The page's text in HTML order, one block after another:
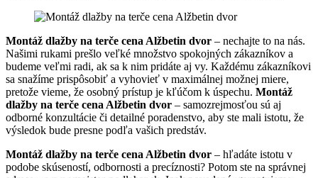
Montáž dlažby na terče cena Alžbetin dvor – nechajte to na nás.
Našimi rukami prešlo veľké množstvo spokojných zákazníkov a
budeme veľmi radi, ak sa k nim pridáte aj vy. Každému zákazníkovi
sa snažíme prispôsobiť a vyhovieť v maximálnej možnej miere,
pretože vieme, že osobný prístup je kľúčom k úspechu. Montáž
dlažby na terče cena Alžbetin dvor – samozrejmosťou sú aj
odborné konzultácie či detailné poradenstvo, aby ste mali istotu, že
výsledok bude presne podľa vašich predstáv.
Montáž dlažby na terče cena Alžbetin dvor – hľadáte istotu v
podobe skúseností, odbornosti a precíznosti? Potom ste na správnej